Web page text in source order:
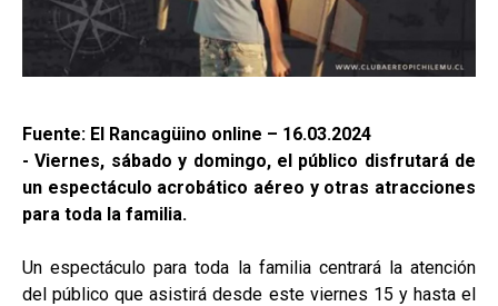
Fuente: El Rancagüino online – 16.03.2024
- Viernes, sábado y domingo, el público disfrutará de
un espectáculo acrobático aéreo y otras atracciones
para toda la familia.
Un espectáculo para toda la familia centrará la atención
del público que asistirá desde este viernes 15 y hasta el